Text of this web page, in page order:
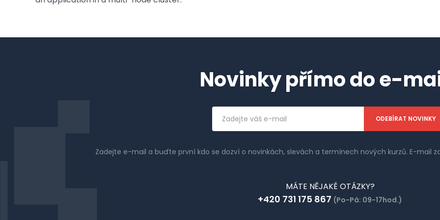
Novinky přímo do e-
Emailová
adresa
Zadejte e-mail a buďte první kdo se dozví o novinkách, slevách a termínech nových kurzů. E-mail
MÁTE NĚJAKÉ OTÁZKY?
+420 731 175 867 (Po-Pá: 09-17hod.)